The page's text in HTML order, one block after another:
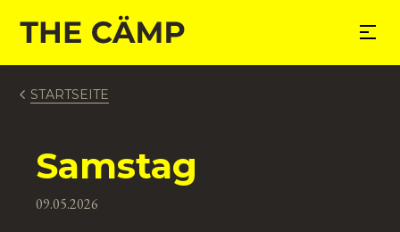
springen
STARTSEITE
Samstag
09.05.2026